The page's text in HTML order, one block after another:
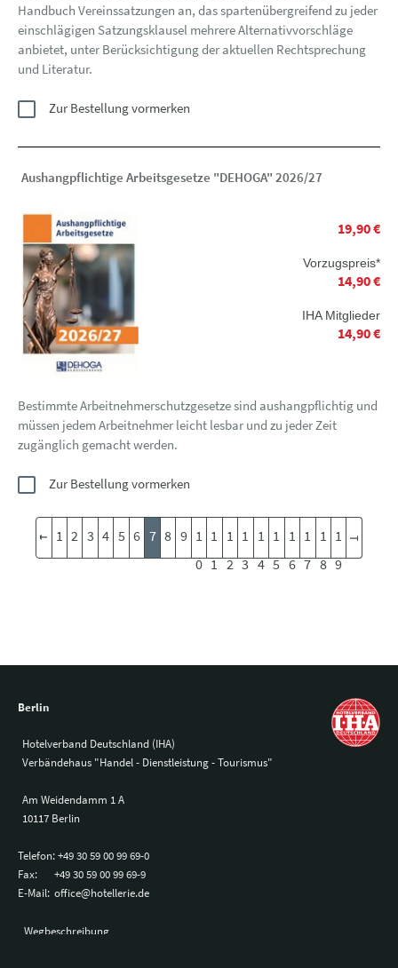
Handbuch Vereinssatzungen an, das spartenübergreifend zu jeder
einschlägigen Satzungsklausel mehrere Alternativvorschläge
anbietet, unter Berücksichtigung der aktuellen Rechtsprechung
und Literatur.
Zur Bestellung vormerken
Aushangpflichtige Arbeitsgesetze "DEHOGA" 2026/27
19,90 €
Vorzugspreis*
14,90 €
IHA Mitglieder
14,90 €
Bestimmte Arbeitnehmerschutzgesetze sind aushangpflichtig und
müssen jedem Arbeitnehmer leicht lesbar und zu jeder Zeit
zugänglich gemacht werden.
Zur Bestellung vormerken
1 2 3 4 5 6 7 8 9 1
0
1
1
1
2
1
3
1
4
1
5
1
6
1
7
1
8
1
9
Berlin
Hotelverband Deutschland (IHA)
Verbändehaus "Handel - Dienstleistung - Tourismus"
Am Weidendamm 1 A
10117 Berlin
Telefon:+49 30 59 00 99 69-0
Fax:
+49 30 59 00 99 69-9
E-Mail: office@hotellerie.de
Wegbeschreibung